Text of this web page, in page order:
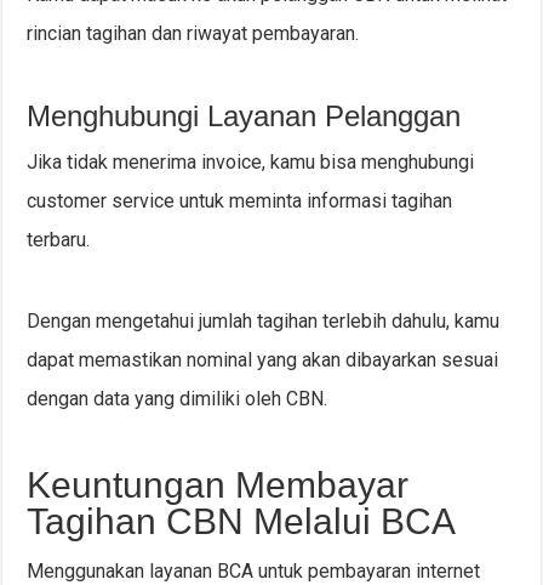
rincian tagihan dan riwayat pembayaran.
Menghubungi Layanan Pelanggan
Jika tidak menerima invoice, kamu bisa menghubungi
customer service untuk meminta informasi tagihan
terbaru.
Dengan mengetahui jumlah tagihan terlebih dahulu, kamu
dapat memastikan nominal yang akan dibayarkan sesuai
dengan data yang dimiliki oleh CBN.
Keuntungan Membayar
Tagihan CBN Melalui BCA
Menggunakan layanan BCA untuk pembayaran internet